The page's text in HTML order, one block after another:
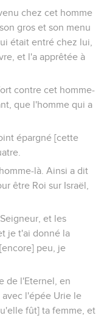
chez cet homme
gros et son menu
était entré chez lui,
et l'a apprêtée à
contre cet homme-
que l'homme qui a
épargné [cette
là. Ainsi a dit
être Roi sur Israël,
et les
je t'ai donné la
peu, je
de l'Eternel, en
avec l'épée Urie le
fût] ta femme, et